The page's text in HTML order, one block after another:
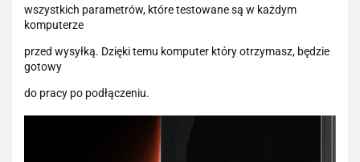
wszystkich parametrów, które testowane są w każdym
komputerze
przed wysyłką. Dzięki temu komputer który otrzymasz, będzie
gotowy
do pracy po podłączeniu.